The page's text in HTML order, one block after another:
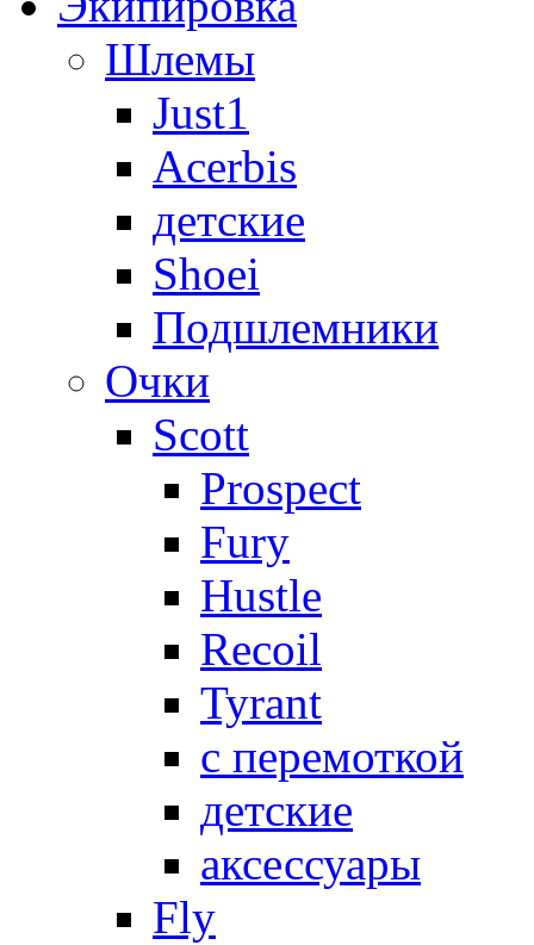
Шлемы
Just1
Acerbis
детские
Shoei
Подшлемники
Очки
Scott
Prospect
Fury
Hustle
Recoil
Tyrant
с перемоткой
детские
аксессуары
Fly